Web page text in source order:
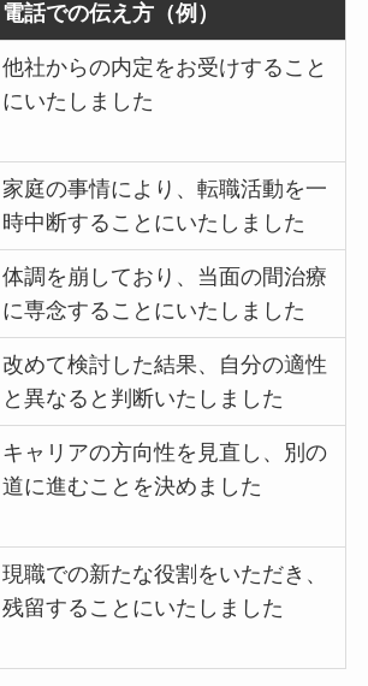
電話での伝え方（例）
他社からの内定をお受けすること
にいたしました
家庭の事情により、転職活動を一
時中断することにいたしました
体調を崩しており、当面の間治療
に専念することにいたしました
改めて検討した結果、自分の適性
と異なると判断いたしました
キャリアの方向性を見直し、別の
道に進むことを決めました
現職での新たな役割をいただき、
残留することにいたしました